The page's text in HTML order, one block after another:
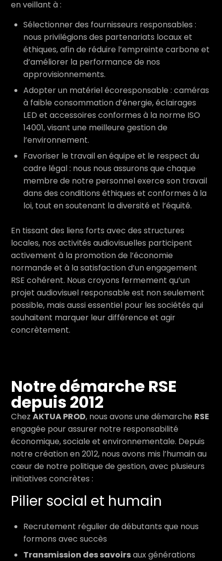
en veillant à :
Sélectionner des fournisseurs responsables :
nous privilégions des partenariats locaux et
éthiques, afin de réduire l’empreinte carbone et
d’améliorer la performance de nos
approvisionnements.
Adopter un matériel écoresponsable : caméras
à faible consommation d’énergie, éclairages
LED et accessoires conformes à la norme ISO
14001, visant une meilleure gestion de
l’environnement.
Favoriser le travail en équipe et le respect du
cadre légal : nous nous assurons que chaque
membre de notre personnel exerce son travail
dans des conditions éthiques et conformes à la
loi, tout en soutenant la diversité et l’équité.
En tissant des liens forts avec des structures
locales, nos activités audiovisuelles participent
activement à la promotion de l’économie
normande et à la satisfaction d’un engagement
RSE cohérent. Nous croyons fermement qu’un
projet audiovisuel responsable est non seulement
possible, mais aussi essentiel pour les sociétés qui
souhaitent marquer leur différence et agir
concrètement.
Notre démarche RSE
depuis 2012
Chez AKTUA PROD, nous avons une démarche RSE
engagée pour assurer notre responsabilité
économique, sociale et environnementale. Depuis
notre création en 2012, nous avons mis l’humain au
cœur de notre politique de gestion, avec plusieurs
initiatives concrètes :
Pilier social et humain
Recrutement régulier de débutants que nous
formons avec succès
Transmission des savoirsaux générations